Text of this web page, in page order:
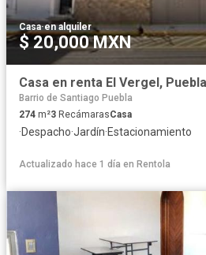
Casa·en alquiler
$ 20,000 MXN
Barrio de Santiago Puebla
274 m²3 RecámarasCasa
·Despacho·Jardín·Estacionamiento
Actualizado hace 1 día en Rentola